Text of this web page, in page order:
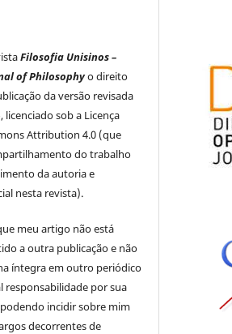
Filosofia Unisinos –
of Philosophyo direito
da versão revisada
sob a Licença
Attribution 4.0 (que
do trabalho
da autoria e
nesta revista).
meu artigo não está
a outra publicação e não
íntegra em outro periódico
responsabilidade por sua
incidir sobre mim
decorrentes de